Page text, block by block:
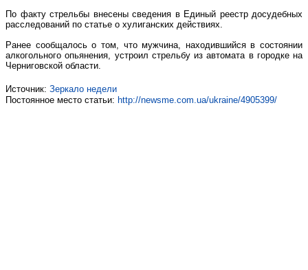
По факту стрельбы внесены сведения в Единый реестр досудебных
расследований по статье о хулиганских действиях.
Ранее сообщалось о том, что мужчина, находившийся в состоянии
алкогольного опьянения, устроил стрельбу из автомата в городке на
Черниговской области.
Источник: Зеркало недели
Постоянное место статьи: http://newsme.com.ua/ukraine/4905399/